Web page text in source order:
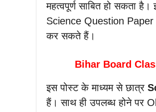
महत्वपूर्ण साबित हो सकता
Science Question Paper
कर सकते हैं।
Bihar Board
इस पोस्ट के माध्यम से छात्र
हैं। साथ ही उपलब्ध होने पर